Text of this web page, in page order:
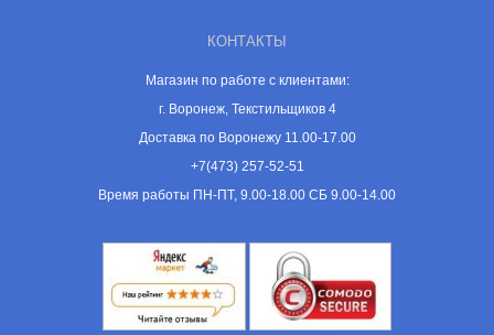
КОНТАКТЫ
Магазин по работе с клиентами:
г. Воронеж, Текстильщиков 4
Доставка по Воронежу 11.00-17.00
+7(473) 257-52-51
Время работы ПН-ПТ, 9.00-18.00 СБ 9.00-14.00